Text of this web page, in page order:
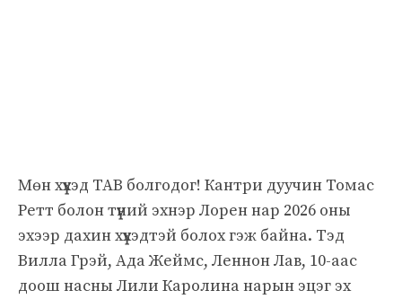
Мөн хүүхэд ТАВ болгодог! Кантри дуучин Томас
Ретт болон түүний эхнэр Лорен нар 2026 оны
эхээр дахин хүүхэдтэй болох гэж байна. Тэд
Вилла Грэй, Ада Жеймс, Леннон Лав, 10-аас
доош насны Лили Каролина нарын эцэг эх